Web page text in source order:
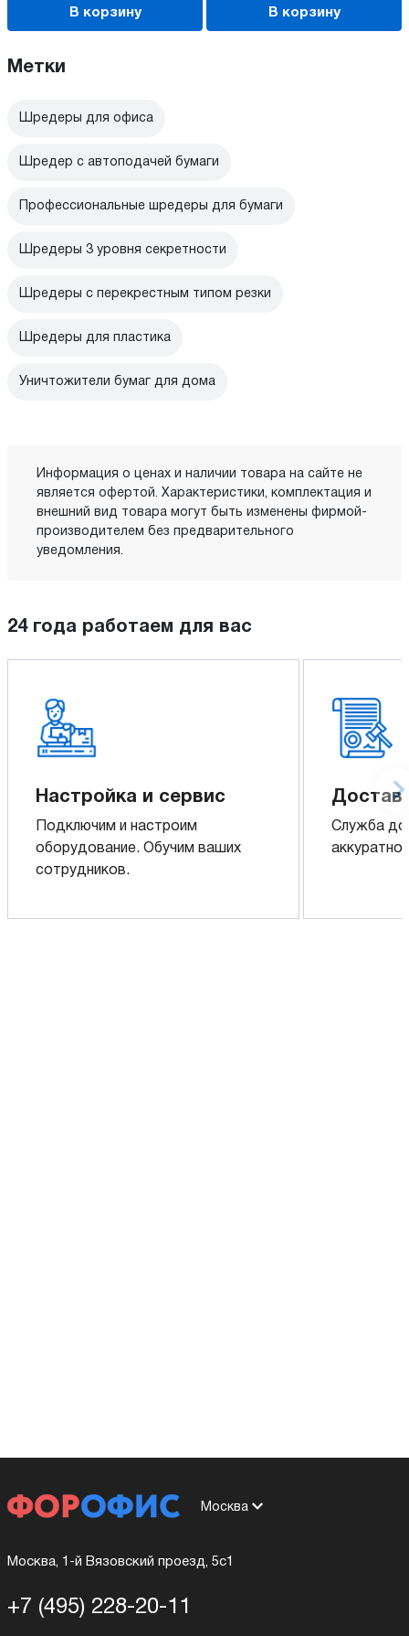
В корзину В корзину
Метки
Шредеры для офиса
Шредер с автоподачей бумаги
Профессиональные шредеры для бумаги
Шредеры 3 уровня секретности
Шредеры с перекрестным типом резки
Шредеры для пластика
Уничтожители бумаг для дома
Информация о ценах и наличии товара на сайте не
является офертой. Характеристики, комплектация и
внешний вид товара могут быть изменены фирмой-
производителем без предварительного
уведомления.
24 года работаем для вас
Настройка и сервис
Подключим и настроим
оборудование. Обучим ваших
сотрудников.
Служба
аккуратно
Москва
Москва, 1-й Вязовский проезд, 5с1
+7 (495) 228-20-11